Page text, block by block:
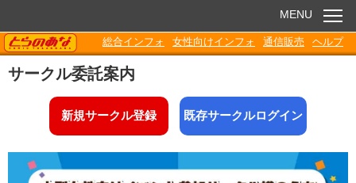
お知らせ
電子書籍
Q&A
MENU
TORANOANA
総合インフォ 女性向けインフォ 通信販売 ヘルプ
サークル委託案内
新規サークル登録 既存サークルログイン